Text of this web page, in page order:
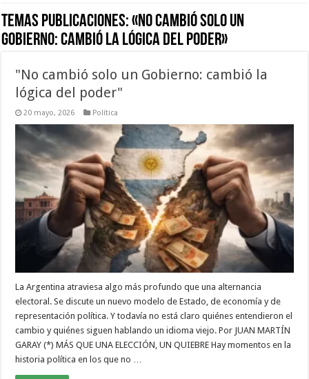
Temas Publicaciones:«No cambió solo un
Gobierno: cambió la lógica del poder»
"No cambió solo un Gobierno: cambió la
lógica del poder"
20 mayo, 2026 Política
La Argentina atraviesa algo más profundo que una alternancia
electoral. Se discute un nuevo modelo de Estado, de economía y de
representación política. Y todavía no está claro quiénes entendieron el
cambio y quiénes siguen hablando un idioma viejo. Por JUAN MARTÍN
GARAY (*) MÁS QUE UNA ELECCIÓN, UN QUIEBRE Hay momentos en la
historia política en los que no …